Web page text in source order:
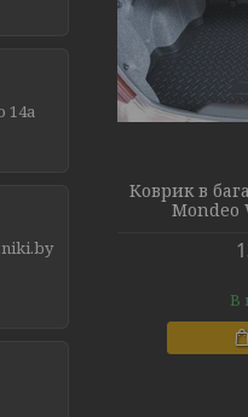
Коврик в
Mondeo
В
14а